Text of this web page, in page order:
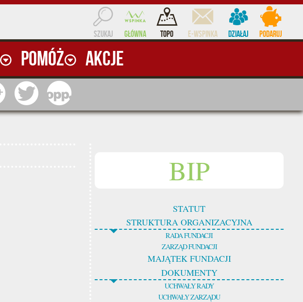
Szukaj Główna Topo e-WSPINKA Działaj Podaruj
Pomóż Akcje
Google Twitter
BIP
STATUT
STRUKTURA ORGANIZACYJNA
RADA FUNDACJI
ZARZĄD FUNDACJI
MAJĄTEK FUNDACJI
DOKUMENTY
UCHWAŁY RADY
UCHWAŁY ZARZĄDU